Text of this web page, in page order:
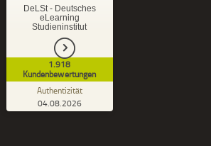
DeLSt - Deutsches
eLearning
Studieninstitut
1.918
Kundenbewertungen
Authentizität
04.08.2026
ProvenExpert.com
ProvenExpert.com
von